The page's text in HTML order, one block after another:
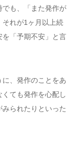
も、「また発作が
それが1ヶ月以上続
を「予期不安」と言
、発作のことをあ
ても発作を心配し
られたりといった